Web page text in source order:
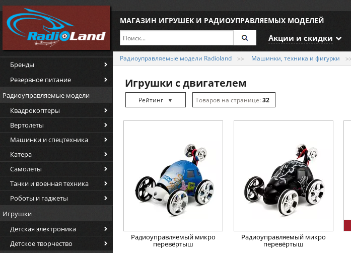
МАГАЗИН ИГРУШЕК И РАДИОУПРАВЛЯЕМЫХ МОДЕЛЕЙ
Акции и скидки
Бренды
Резервное питание
Радиоуправляемые модели
Квадрокоптеры
Вертолеты
Машинки и спецтехника
Катера
Самолеты
Танки и военная техника
Роботы и гаджеты
Игрушки
Детская электроника
Детское творчество
Радиоуправляемые модели Radioland Машинки, техника и фигурки
Игрушки с двигателем
Рейтинг
▼
Цена
▼
32
Радиоуправляемый микро
перевёртыш
Радиоуправляемый микро
перевёртыш